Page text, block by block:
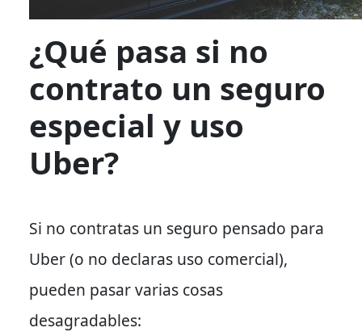
¿Qué pasa si no
contrato un seguro
especial y uso
Uber?
Si no contratas un seguro pensado para
Uber (o no declaras uso comercial),
pueden pasar varias cosas
desagradables: